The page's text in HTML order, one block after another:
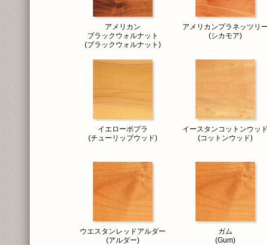
アメリカン
ブラックウォルナット
(ブラックウォルナット)
アメリカンプラネッツリ
(シカモア)
イエローポプラ
(チューリップウッド)
イースタンコットンウッ
(コットンウッド)
ウエスタンレッドアルダー
(アルダー)
ガム
(Gum)